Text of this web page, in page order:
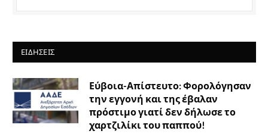
ΕΙΔΉΣΕΙΣ
Εύβοια-Απίστευτο: Φορολόγησαν
την εγγονή και της έβαλαν
πρόστιμο γιατί δεν δήλωσε το
χαρτζιλίκι του παππού!